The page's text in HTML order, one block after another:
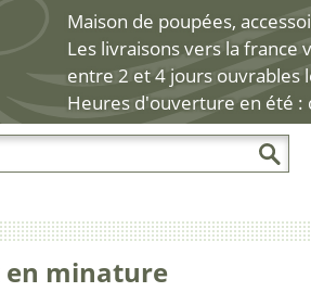
Maison de poupées,
Les livraisons vers la
entre 2 et 4 jours ouvrables
Heures d'ouverture en été :
en minature